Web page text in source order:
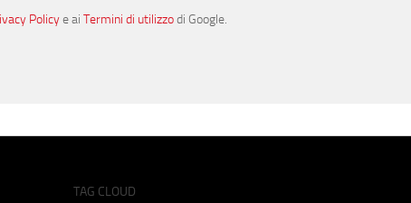
Policye ai Termini di utilizzodi Google.
TAG CLOUD